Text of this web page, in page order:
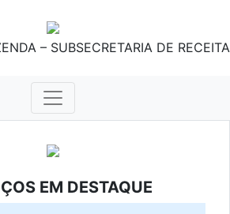
– SUBSECRETARIA DE RECEITA
EM DESTAQUE